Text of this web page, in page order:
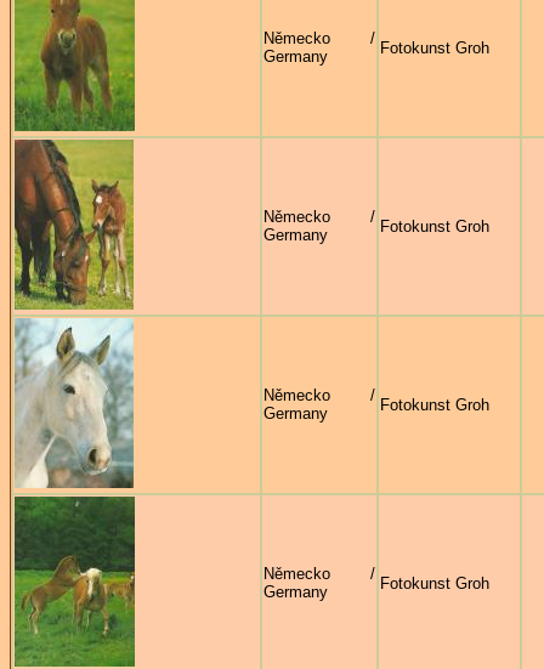
Německo /
Germany
Fotokunst Groh
Německo /
Germany
Fotokunst Groh
Německo /
Germany
Fotokunst Groh
Německo /
Germany
Fotokunst Groh